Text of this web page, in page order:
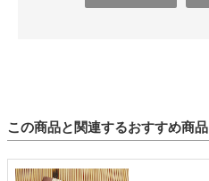
この商品と関連するおすすめ商品